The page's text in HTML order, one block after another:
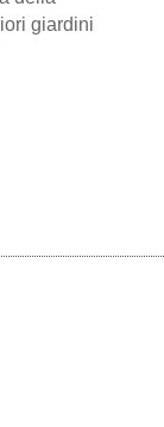
giardini